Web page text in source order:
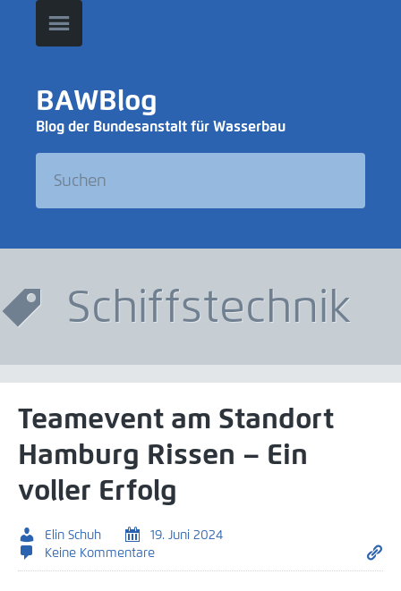
BAWBlog
Blog der Bundesanstalt für Wasserbau
Schiffstechnik
Teamevent am Standort
Hamburg Rissen – Ein
voller Erfolg
Elin Schuh
19. Juni 2024
Keine Kommentare